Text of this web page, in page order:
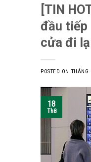
[TIN
đầu
cửa đi
POSTED ON
18
Th8